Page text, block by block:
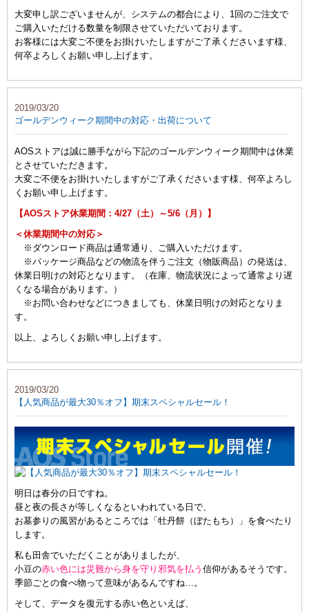
大変申し訳ございませんが、システムの都合により、1回のご注文で
ご購入いただける数量を制限させていただいております。
お客様には大変ご不便をお掛けいたしますがご了承くださいます様、
何卒よろしくお願い申し上げます。
2019/03/20
ゴールデンウィーク期間中の対応・出荷について
AOSストアは誠に勝手ながら下記のゴールデンウィーク期間中は休業
とさせていただきます。
大変ご不便をお掛けいたしますがご了承くださいます様、何卒よろし
くお願い申し上げます。
【AOSストア休業期間：4/27（土）～5/6（月）】
＜休業期間中の対応＞
※ダウンロード商品は通常通り、ご購入いただけます。
※パッケージ商品などの物流を伴うご注文（物販商品）の発送は、
休業日明けの対応となります。（在庫、物流状況によって通常より遅
くなる場合があります。）
※お問い合わせなどにつきましても、休業日明けの対応となりま
す。
以上、よろしくお願い申し上げます。
2019/03/20
【人気商品が最大30％オフ】期末スペシャルセール！
明日は春分の日ですね。
昼と夜の長さが等しくなるといわれている日で、
お墓参りの風習があるところでは「牡丹餅（ぼたもち）」を食べたり
します。
私も田舎でいただくことがありましたが、
小豆の赤い色には災難から身を守り邪気を払う 信仰があるそうです。
季節ごとの食べ物って意味があるんですね…。
そして、データを復元する赤い色といえば、